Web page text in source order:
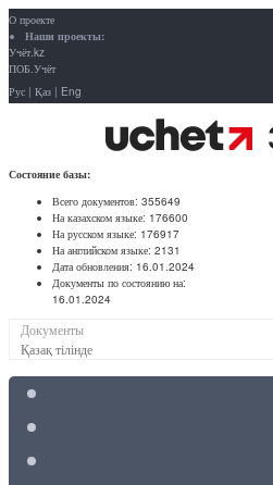
О проекте
Наши проекты:
Учёт.kz
ПОБ.Учёт
Рус | Қаз | Eng
Состояние базы:
Всего документов: 355649
На казахском языке: 176600
На русском языке: 176917
На английском языке: 2131
Дата обновления: 16.01.2024
Документы по состоянию на:
16.01.2024
Документы
Қазақ тілінде